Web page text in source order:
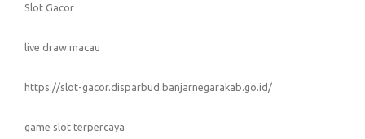
Slot Gacor
live draw macau
https://slot-gacor.disparbud.banjarnegarakab.go.id/
game slot terpercaya